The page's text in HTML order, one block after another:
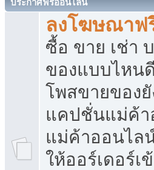
ลงโฆษณาฟ
ซื้อ ขาย เช่า
ของแบบไหน
โพสขายของยั
แคปชั่นแม่ค้
แม่ค้าออนไล
ให้ออร์เดอร์เ